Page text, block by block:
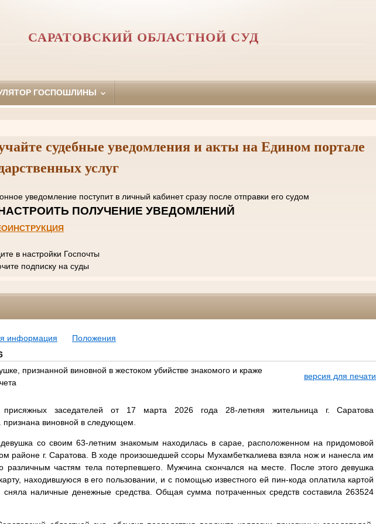
САРАТОВСКИЙ ОБЛАСТНОЙ СУД
ГОСПОШЛИНЫ
судебные уведомления и акты на Едином портале
услуг
уведомление поступит в личный кабинет сразу после отправки его судом
НАСТРОИТЬ ПОЛУЧЕНИЕ УВЕДОМЛЕНИЙ
в настройки Госпочты
подписку на суды
информация
Положения
признанной виновной в жестоком убийстве знакомого и краже
версия для печати
присяжных заседателей от 17 марта 2026 года 28-летняя жительница г. Саратова
виновной в следующем.
со своим 63-летним знакомым находилась в сарае, расположенном на придомовой
районе г. Саратова. В ходе произошедшей ссоры Мухамбеткалиева взяла нож и нанесла им
частям тела потерпевшего. Мужчина скончался на месте. После этого девушка
находившуюся в его пользовании, и с помощью известного ей пин-кода оплатила картой
сняла наличные денежные средства. Общая сумма потраченных средств составила 263524